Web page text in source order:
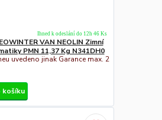
VAN NEOLIN Zimní
PMN 11,37 Kg N341DH0
uvedeno jinak Garance max. 2
Ihned k odeslání do 12h 46 Ks
košíku